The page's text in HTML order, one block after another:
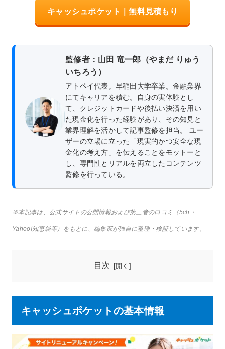
キャッシュポケット｜無料見積もり
監修者：山田 竜一郎（やまだ りゅう
いちろう）
アトペイ代表。早稲田大学卒業。金融業界
にてキャリアを積む。自身の実体験とし
て、クレジットカードや後払い決済を用い
た現金化を行った経験があり、その知見と
業界理解を活かして記事監修を担当。 ユー
ザーの立場に立った「現実的かつ安全な現
金化の考え方」を伝えることをモットーと
し、専門性とリアルを両立したコンテンツ
監修を行っている。
※本記事は、公式サイトの公開情報および第三者の口コミ（5ch・
Yahoo!知恵袋等）をもとに、編集部が独自に整理・検証しています。
目次
キャッシュポケットの基本情報